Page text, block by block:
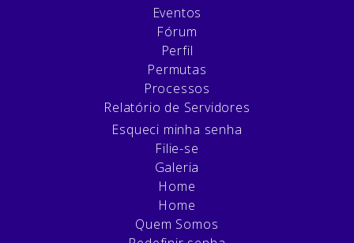
Eventos
Fórum
Perfil
Permutas
Processos
Relatório de Servidores
Esqueci minha senha
Filie-se
Galeria
Home
Home
Quem Somos